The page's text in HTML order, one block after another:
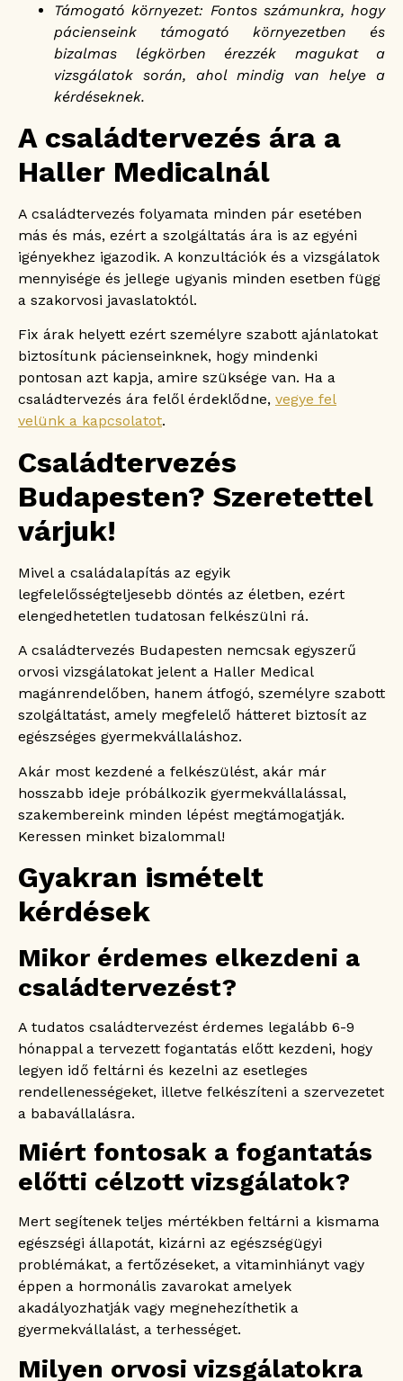
Támogató környezet: Fontos számunkra, hogy
pácienseink támogató környezetben és
bizalmas légkörben érezzék magukat a
vizsgálatok során, ahol mindig van helye a
kérdéseknek.
A családtervezés ára a
Haller Medicalnál
A családtervezés folyamata minden pár esetében
más és más, ezért a szolgáltatás ára is az egyéni
igényekhez igazodik. A konzultációk és a vizsgálatok
mennyisége és jellege ugyanis minden esetben függ
a szakorvosi javaslatoktól.
Fix árak helyett ezért személyre szabott ajánlatokat
biztosítunk pácienseinknek, hogy mindenki
pontosan azt kapja, amire szüksége van. Ha a
családtervezés ára felől érdeklődne, vegye fel
velünk a kapcsolatot.
Családtervezés
Budapesten? Szeretettel
várjuk!
Mivel a családalapítás az egyik
legfelelősségteljesebb döntés az életben, ezért
elengedhetetlen tudatosan felkészülni rá.
A családtervezés Budapesten nemcsak egyszerű
orvosi vizsgálatokat jelent a Haller Medical
magánrendelőben, hanem átfogó, személyre szabott
szolgáltatást, amely megfelelő hátteret biztosít az
egészséges gyermekvállaláshoz.
Akár most kezdené a felkészülést, akár már
hosszabb ideje próbálkozik gyermekvállalással,
szakembereink minden lépést megtámogatják.
Keressen minket bizalommal!
Gyakran ismételt
kérdések
Mikor érdemes elkezdeni a
családtervezést?
A tudatos családtervezést érdemes legalább 6-9
hónappal a tervezett fogantatás előtt kezdeni, hogy
legyen idő feltárni és kezelni az esetleges
rendellenességeket, illetve felkészíteni a szervezetet
a babavállalásra.
Miért fontosak a fogantatás
előtti célzott vizsgálatok?
Mert segítenek teljes mértékben feltárni a kismama
egészségi állapotát, kizárni az egészségügyi
problémákat, a fertőzéseket, a vitaminhiányt vagy
éppen a hormonális zavarokat amelyek
akadályozhatják vagy megnehezíthetik a
gyermekvállalást, a terhességet.
Milyen orvosi vizsgálatokra